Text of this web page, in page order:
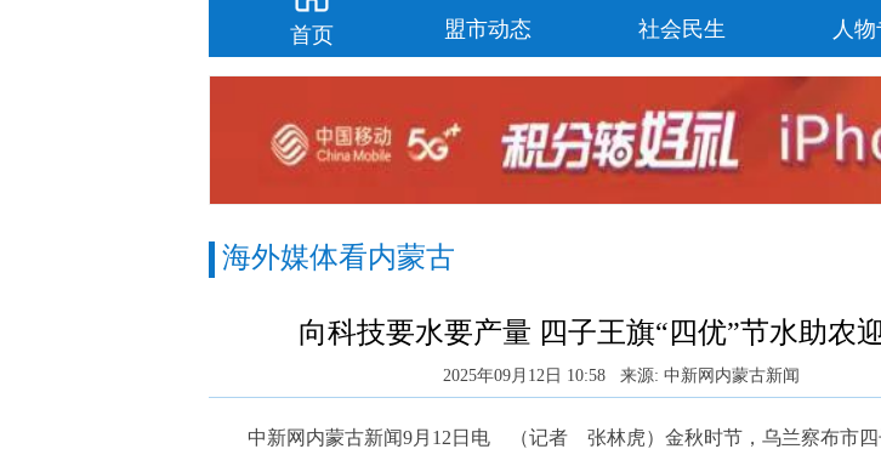
首页
盟市动态
社会民生 人
海外媒体看内蒙古
向科技要水要产量 四子王旗“四优”节水助农
2025年09月12日 10:58 来源: 中新网内蒙古新闻
中新网内蒙古新闻9月12日电 （记者 张林虎）金秋时节，乌兰察布市四